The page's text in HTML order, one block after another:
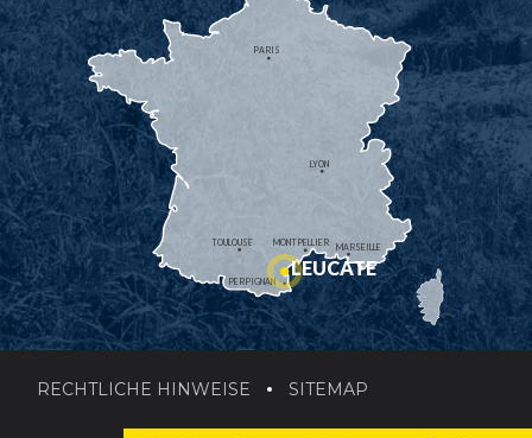
MONTPELLIER
PERPIGNAN
MARSEILLE
TOULOUSE
LYON
PARIS
LEUCATE
RECHTLICHE HINWEISE SITEMAP